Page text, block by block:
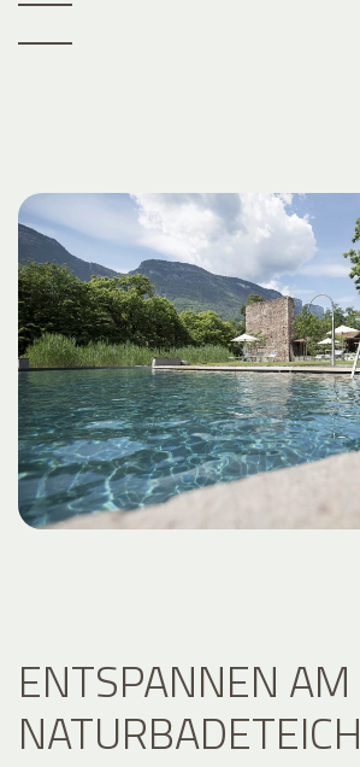
ENTSPANNEN AM
NATURBADETEICH